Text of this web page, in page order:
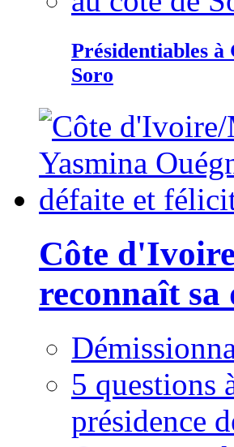
Présidentiables
Soro
Côte
reconnaît sa
5 questions
présidence